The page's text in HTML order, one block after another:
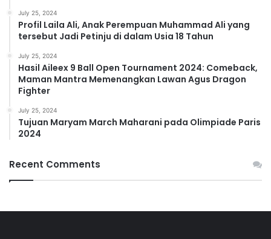
July 25, 2024
Profil Laila Ali, Anak Perempuan Muhammad Ali yang
tersebut Jadi Petinju di dalam Usia 18 Tahun
July 25, 2024
Hasil Aileex 9 Ball Open Tournament 2024: Comeback,
Maman Mantra Memenangkan Lawan Agus Dragon
Fighter
July 25, 2024
Tujuan Maryam March Maharani pada Olimpiade Paris
2024
Recent Comments